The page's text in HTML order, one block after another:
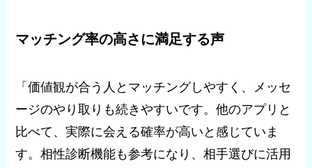
マッチング率の高さに満足する声
「価値観が合う人とマッチングしやすく、メッセ
ージのやり取りも続きやすいです。他のアプリと
比べて、実際に会える確率が高いと感じていま
す。相性診断機能も参考になり、相手選びに活用